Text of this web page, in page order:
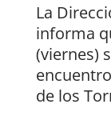
La
informa
(viernes)
de los